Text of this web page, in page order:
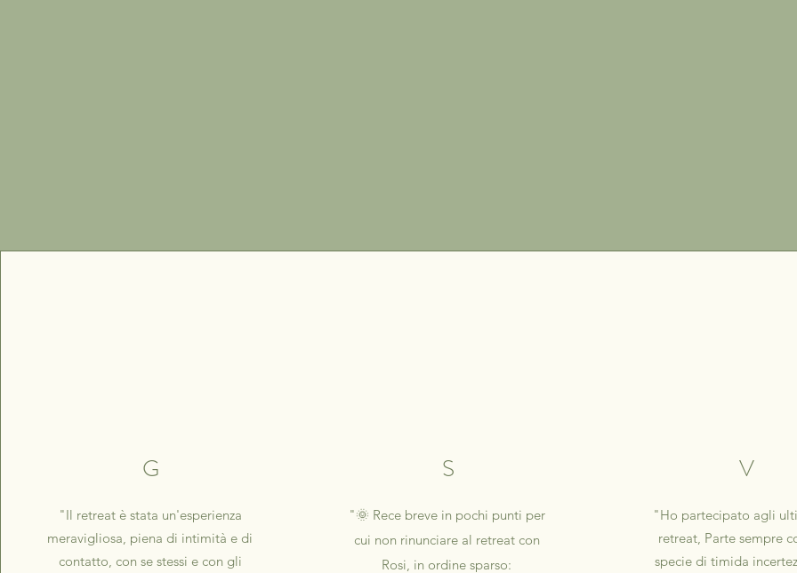
G
"Il retreat è stata un'esperienza
meravigliosa, piena di intimità e di
contatto, con se stessi e con gli
S
"🌞 Rece breve in pochi punti per
cui non rinunciare al retreat con
Rosi, in ordine sparso:
V
"Ho partecipato agli
retreat, Parte sempre
specie di timida